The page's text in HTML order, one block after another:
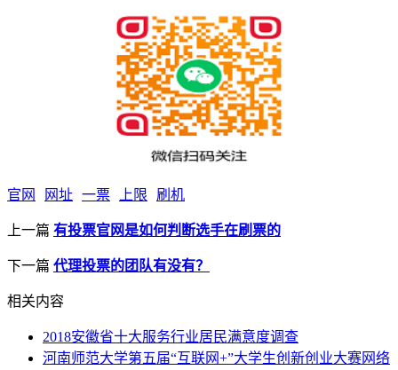
官网 网址 一票 上限 刷机
上一篇 有投票官网是如何判断选手在刷票的
下一篇 代理投票的团队有没有？
相关内容
2018安徽省十大服务行业居民满意度调查
河南师范大学第五届“互联网+”大学生创新创业大赛网络